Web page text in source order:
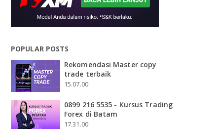
POPULAR POSTS
Rekomendasi Master copy
trade terbaik
15.07.00
0899 216 5535 - Kursus Trading
Forex di Batam
17.31.00